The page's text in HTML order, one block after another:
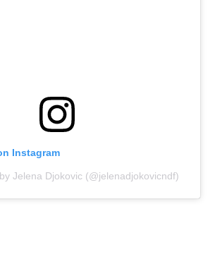
Instagram
Jelena Djokovic (@jelenadjokovicndf)